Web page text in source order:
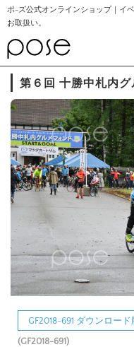
ポ-ズ公式オンラインショップ｜イ
お取扱い。
第６回 十勝中札内グ
GF2018-691 ダウンロード
(GF2018-691)